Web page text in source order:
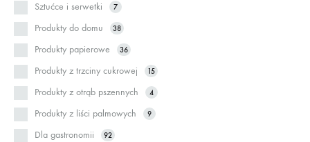
Sztućce i serwetki 7
Produkty do domu 38
Produkty papierowe 36
Produkty z trzciny cukrowej 15
Produkty z otrąb pszennych 4
Produkty z liści palmowych 9
Dla gastronomii 92